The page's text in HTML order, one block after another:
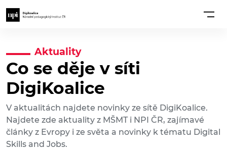
Aktuality
Co se děje v síti
DigiKoalice
V aktualitách najdete novinky ze sítě DigiKoalice.
Najdete zde aktuality z MŠMT i NPI ČR, zajímavé
články z Evropy i ze světa a novinky k tématu Digital
Skills and Jobs.